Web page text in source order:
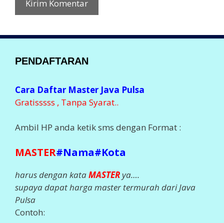
PENDAFTARAN
Cara Daftar Master Java Pulsa
Gratisssss , Tanpa Syarat..
Ambil HP anda ketik sms dengan Format :
MASTER#Nama#Kota
harus dengan kataMASTER ya….
supaya dapat harga master termurah dari Java
Pulsa
Contoh: